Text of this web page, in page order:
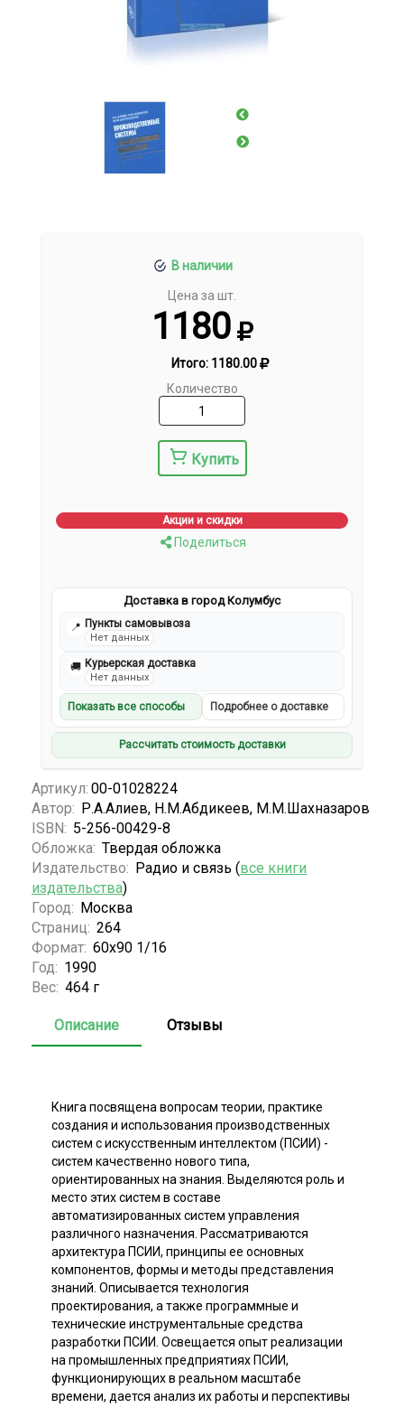
В наличии
Цена за шт.
1180
Итого: 1180.00
Количество
Купить
Акции и скидки
Поделиться
Доставка в город Колумбус
📍 Пункты самовывоза
Нет данных
🚚 Курьерская доставка
Нет данных
Показать все способы Подробнее о доставке
Рассчитать стоимость доставки
Артикул: 00-01028224
Автор: Р.А.Алиев, Н.М.Абдикеев, М.М.Шахназаров
ISBN: 5-256-00429-8
Обложка: Твердая обложка
Издательство: Радио и связь (все книги
издательства)
Город: Москва
Страниц: 264
Формат: 60х90 1/16
Год: 1990
Вес: 464 г
Описание Отзывы
Книга посвящена вопросам теории, практике
создания и использования производственных
систем с искусственным интеллектом (ПСИИ) -
систем качественно нового типа,
ориентированных на знания. Выделяются роль и
место этих систем в составе
автоматизированных систем управления
различного назначения. Рассматриваются
архитектура ПСИИ, принципы ее основных
компонентов, формы и методы представления
знаний. Описывается технология
проектирования, а также программные и
технические инструментальные средства
разработки ПСИИ. Освещается опыт реализации
на промышленных предприятиях ПСИИ,
функционирующих в реальном масштабе
времени, дается анализ их работы и перспективы